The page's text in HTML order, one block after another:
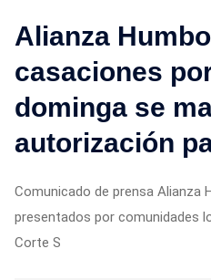
Alianza
casaciones
dominga se
autorización
Comunicado de prensa Alianza
presentados por comunidades
Corte S